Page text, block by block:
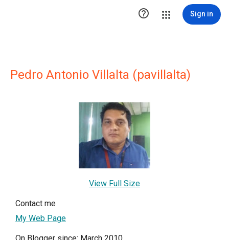
 Sign in
Pedro Antonio Villalta (pavillalta)
View Full Size
Contact me
My Web Page